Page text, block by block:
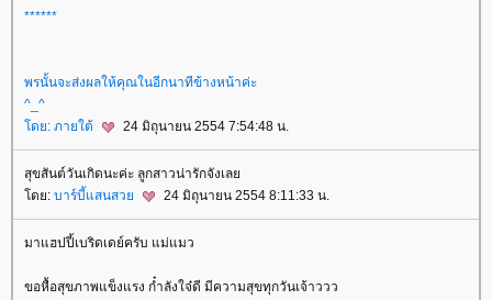
******
พรนั้นจะส่งผลให้คุณในอีกนาทีข้างหน้าค่ะ
^_^
ดย: ภายใต้ 24 มิถุนายน 2554 7:54:48 น.
สุขสันต์วันเกิดนะค่ะ ลูกสาวน่ารักจังเล
ดย: บาร์บี้แสนสว 24 มิถุนายน 2554 8:11:33 น.
มาแฮปปี้เบริดเดย์ครับ แม่แมว
ขอหื้อสุขภาพแข็งแรง ก๋ำลังใจ๋ดี มีความสุขทุกวันเจ้าววว